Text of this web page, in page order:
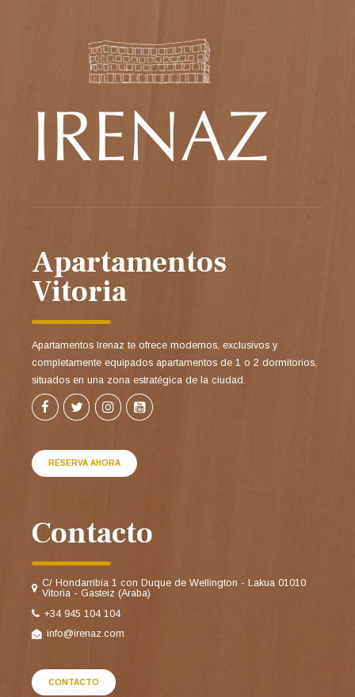
Apartamentos
Vitoria
Apartamentos Irenaz te ofrece modernos, exclusivos y
completamente equipados apartamentos de 1 o 2 dormitorios,
situados en una zona estratégica de la ciudad.
RESERVA AHORA
Contacto
C/ Hondarribia 1 con Duque de Wellington - Lakua 01010
Vitoria - Gasteiz (Araba)
+34 945 104 104
info@irenaz.com
CONTACTO